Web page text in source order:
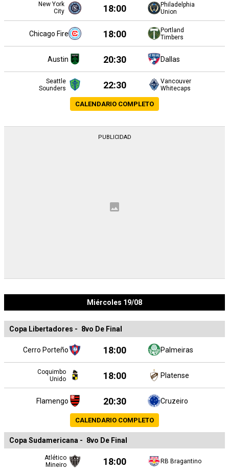
New York
City
18:00
Philadelphia
Union
Chicago Fire 18:00
Portland
Timbers
Austin 20:30 Dallas
Seattle
Sounders
22:30
Vancouver
Whitecaps
CALENDARIO COMPLETO
Miércoles 19/08
Copa Libertadores - 8vo De Final
Cerro Porteño 18:00 Palmeiras
Coquimbo
Unido
18:00 Platense
Flamengo 20:30 Cruzeiro
CALENDARIO COMPLETO
Copa Sudamericana - 8vo De Final
Atlético
Mineiro
18:00 RB Bragantino